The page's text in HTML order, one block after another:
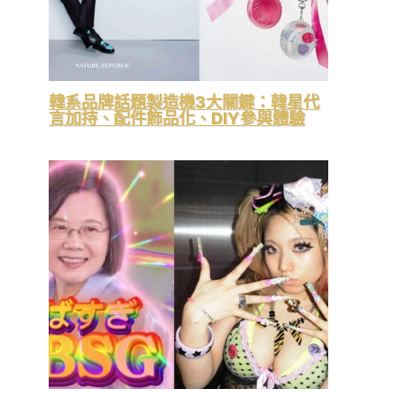
韓系品牌話題製造機3大關鍵：韓星代
言加持、配件飾品化、DIY參與體驗